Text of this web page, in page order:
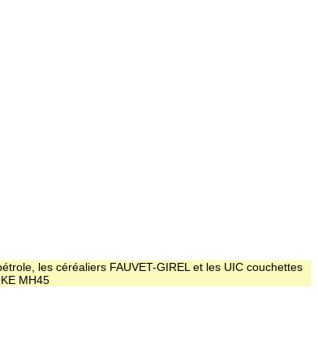
les céréaliers FAUVET-GIREL et les UIC couchettes
MH45